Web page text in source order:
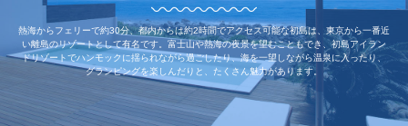
熱海からフェリーで約30分、都内からは約2時間でアクセス可能な初島は、東京から一番近
い離島のリゾートとして有名です。富士山や熱海の夜景を望むこともでき、初島アイラン
ドリゾートでハンモックに揺られながら過ごしたり、海を一望しながら温泉に入ったり、
グランピングを楽しんだりと、たくさん魅力があります。